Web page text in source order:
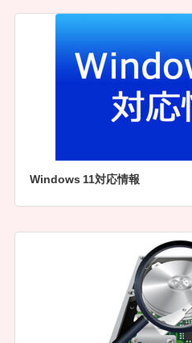
Windows 11対応情報